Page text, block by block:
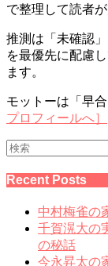
で整理して読者
推測は「未確認
を最優先に配慮
ます。
モットーは「早
プロフィールへ］
Recent Posts
中村梅雀の
千賀滉大の
の秘話
今永昇太の